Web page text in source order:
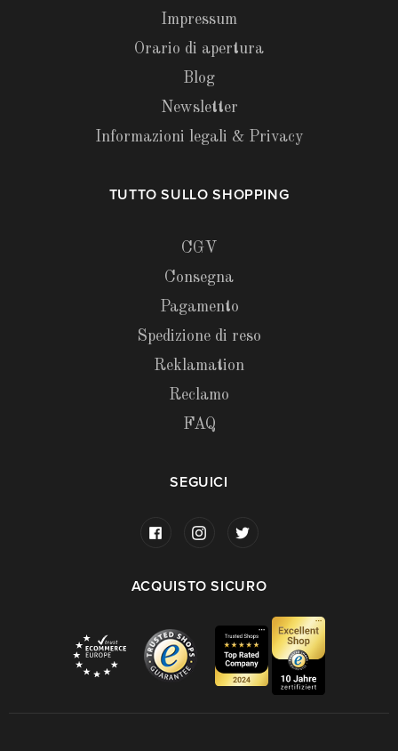
Impressum
Orario di apertura
Blog
Newsletter
Informazioni legali & Privacy
TUTTO SULLO SHOPPING
CGV
Consegna
Pagamento
Spedizione di reso
Reklamation
Reclamo
FAQ
SEGUICI
ACQUISTO SICURO